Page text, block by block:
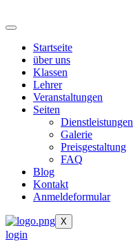
Inhalt
Startseite
über uns
Klassen
Lehrer
Veranstaltungen
Seiten
Dienstleistungen
Galerie
Preisgestaltung
FAQ
Blog
Kontakt
Anmeldeformular
X
login